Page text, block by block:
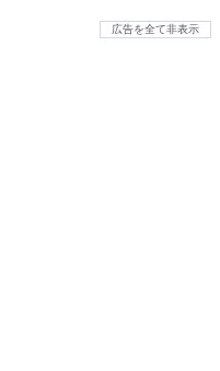
広告を全て非表示